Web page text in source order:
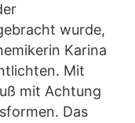
wurde,
Karina
Mit
mit Achtung
Das